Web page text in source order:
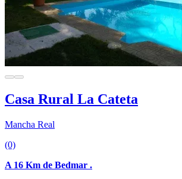
Casa Rural La Cateta
Mancha Real
(0)
A 16 Km de Bedmar .